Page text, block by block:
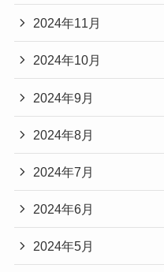
2024年11月
2024年10月
2024年9月
2024年8月
2024年7月
2024年6月
2024年5月